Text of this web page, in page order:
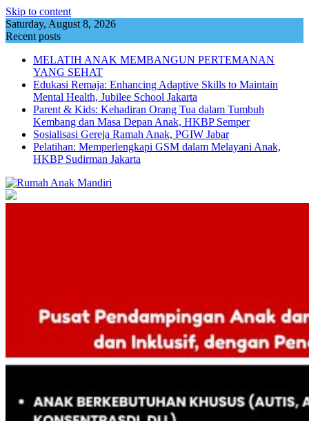
Skip to content
Saturday, August 8, 2026
Recent posts
MELATIH ANAK MEMBANGUN PERTEMANAN
YANG SEHAT
Edukasi Remaja: Enhancing Adaptive Skills to Maintain
Mental Health, Jubilee School Jakarta
Parent & Kids: Kehadiran Orang Tua dalam Tumbuh
Kembang dan Masa Depan Anak, HKBP Semper
Sosialisasi Gereja Ramah Anak, PGIW Jabar
Pelatihan: Memperlengkapi GSM dalam Melayani Anak,
HKBP Sudirman Jakarta